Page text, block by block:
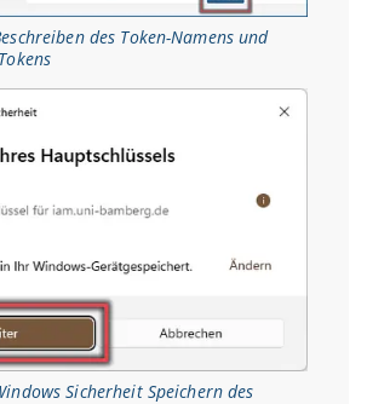
des Token-Namens und
Sicherheit Speichern des